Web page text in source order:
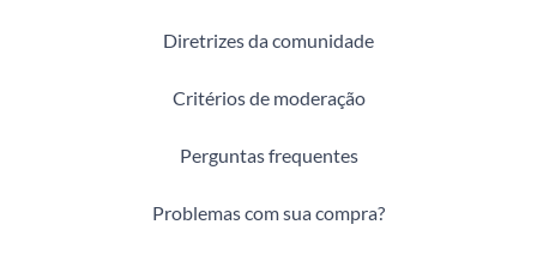
Diretrizes da comunidade
Critérios de moderação
Perguntas frequentes
Problemas com sua compra?